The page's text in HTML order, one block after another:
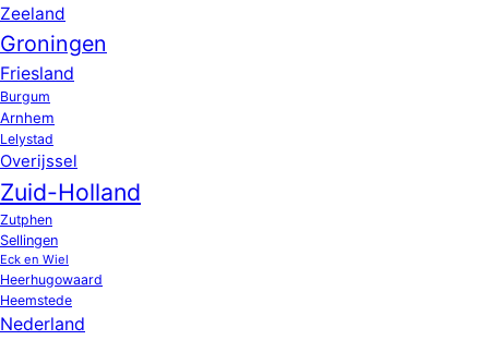
Zeeland
Groningen
Friesland
Burgum
Arnhem
Lelystad
Overijssel
Zuid-Holland
Zutphen
Sellingen
Eck en Wiel
Heerhugowaard
Heemstede
Nederland